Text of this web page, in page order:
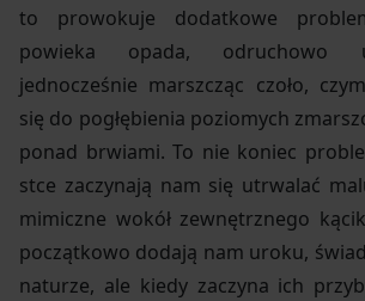
to prowokuje dodatkowe
powieka opada, odruchowo
jednocześnie marszcząc czoło,
się do pogłębienia poziomych
ponad brwiami. To nie koniec
stce zaczynają nam się utrwalać
mimiczne wokół zewnętrznego
początkowo dodają nam uroku,
naturze, ale kiedy zaczyna ich